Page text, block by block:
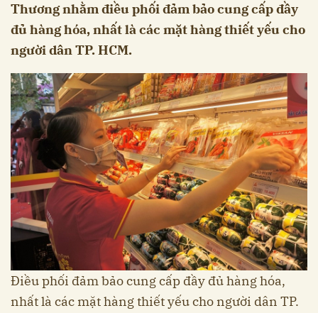
Thương nhằm điều phối đảm bảo cung cấp đầy
đủ hàng hóa, nhất là các mặt hàng thiết yếu cho
người dân TP. HCM.
Điều phối đảm bảo cung cấp đầy đủ hàng hóa,
nhất là các mặt hàng thiết yếu cho người dân TP.